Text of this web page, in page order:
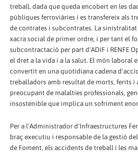
treball, dada que queda encobert en les
públiques ferroviàries i es transfereix als
de contrates i subcontrates. La
xacra social de primer ordre, i per tant el
subcontractació per part d'ADIF i RENFE
el dret a la vida i a la salut. El món laboral
convertit en una quotidiana cadena
treballadors amb resultat de morts, ferits i
preocupant de malalties professionals,
insostenible que implica un sofriment
Per a l'Administrador d'Infraestructures
braç executiu i responsable de la gestió
de Foment, els accidents de treball i les